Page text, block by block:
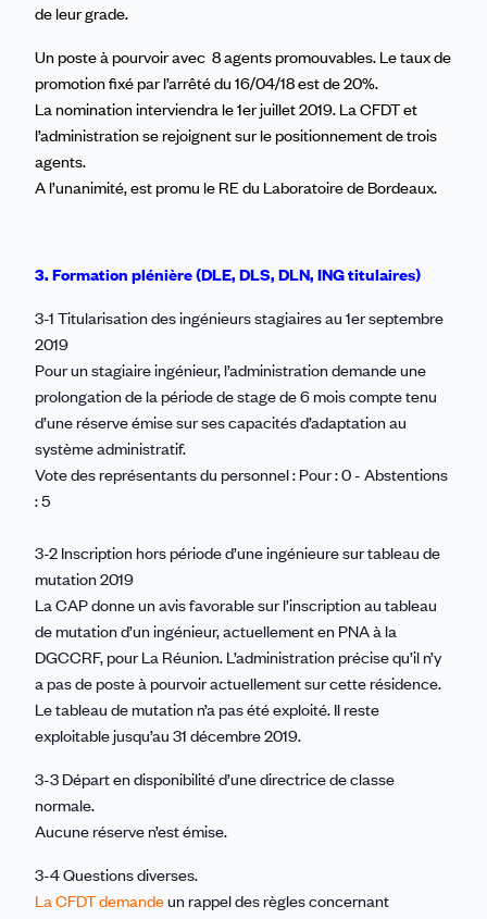
de leur grade.
Un poste à pourvoir avec 8 agents promouvables. Le taux de
promotion fixé par l’arrêté du 16/04/18 est de 20%.
La nomination interviendra le 1er juillet 2019. La CFDT et
l’administration se rejoignent sur le positionnement de trois
agents.
A l’unanimité, est promu le RE du Laboratoire de Bordeaux.
3. Formation plénière (DLE, DLS, DLN, ING titulaires)
3-1 Titularisation des ingénieurs stagiaires au 1er septembre
2019
Pour un stagiaire ingénieur, l’administration demande une
prolongation de la période de stage de 6 mois compte tenu
d’une réserve émise sur ses capacités d’adaptation au
système administratif.
Vote des représentants du personnel : Pour : 0 - Abstentions
: 5
3-2 Inscription hors période d’une ingénieure sur tableau de
mutation 2019
La CAP donne un avis favorable sur l’inscription au tableau
de mutation d’un ingénieur, actuellement en PNA à la
DGCCRF, pour La Réunion. L’administration précise qu’il n’y
a pas de poste à pourvoir actuellement sur cette résidence.
Le tableau de mutation n’a pas été exploité. Il reste
exploitable jusqu’au 31 décembre 2019.
3-3 Départ en disponibilité d’une directrice de classe
normale.
Aucune réserve n’est émise.
3-4 Questions diverses.
La CFDT demandeun rappel des règles concernant